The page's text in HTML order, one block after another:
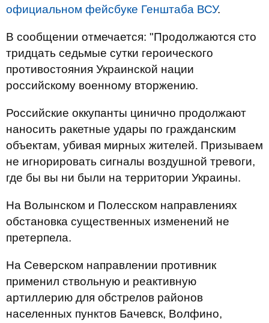
официальном фейсбуке Генштаба ВСУ.
В сообщении отмечается: "Продолжаются сто
тридцать седьмые сутки героического
противостояния Украинской нации
российскому военному вторжению.
Российские оккупанты цинично продолжают
наносить ракетные удары по гражданским
объектам, убивая мирных жителей. Призываем
не игнорировать сигналы воздушной тревоги,
где бы вы ни были на территории Украины.
На Волынском и Полесском направлениях
обстановка существенных изменений не
претерпела.
На Северском направлении противник
применил ствольную и реактивную
артиллерию для обстрелов районов
населенных пунктов Бачевск, Волфино,